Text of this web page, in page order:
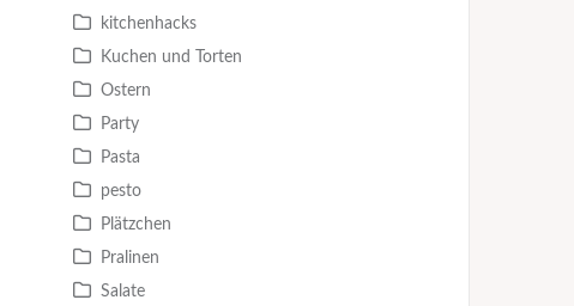
kitchenhacks
Kuchen und Torten
Ostern
Party
Pasta
pesto
Plätzchen
Pralinen
Salate